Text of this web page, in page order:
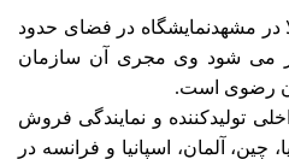
در مشهدنمایشگاه در فضای حدود
برگزار می شود وی مجری آن سازمان
رضوی است.
137شرکت داخلی تولیدکننده و نمایندگی فروش
چین، آلمان، اسپانیا و فرانسه در